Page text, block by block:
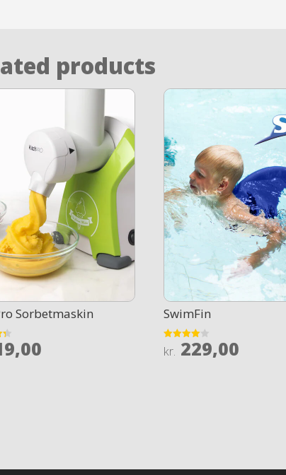
products
Sorbetmaskin SwimFin
Rated
4
kr. 229,00